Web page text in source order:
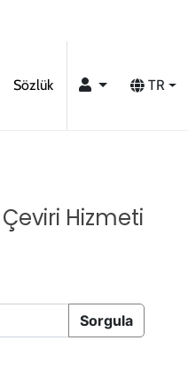
Sözlük TR
Hizmeti
Sorgula